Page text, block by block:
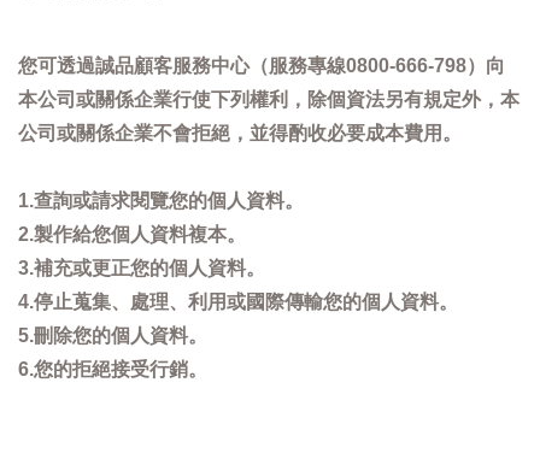
您可透過誠品顧客服務中心（服務專線0800-666-798）向
本公司或關係企業行使下列權利，除個資法另有規定外，本
公司或關係企業不會拒絕，並得酌收必要成本費用。
1.查詢或請求閱覽您的個人資料。
2.製作給您個人資料複本。
3.補充或更正您的個人資料。
4.停止蒐集、處理、利用或國際傳輸您的個人資料。
5.刪除您的個人資料。
6.您的拒絕接受行銷。